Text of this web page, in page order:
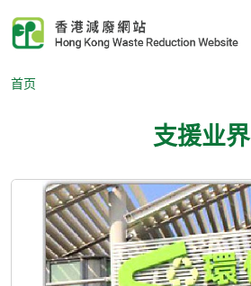
首页
支援业界